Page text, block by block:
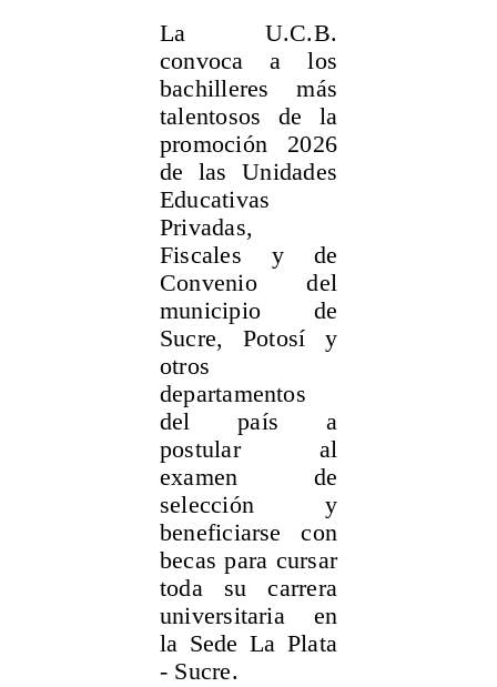
La U.C.B.
convoca a los
bachilleres más
talentosos de la
promoción 2026
de las Unidades
Educativas
Privadas,
Fiscales y de
Convenio del
municipio de
Sucre, Potosí y
otros
departamentos
del país a
postular al
examen de
selección y
beneficiarse con
becas para cursar
toda su carrera
universitaria en
la Sede La Plata
- Sucre.